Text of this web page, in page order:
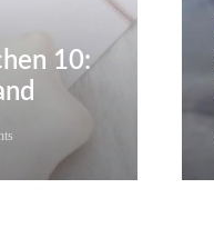
10: